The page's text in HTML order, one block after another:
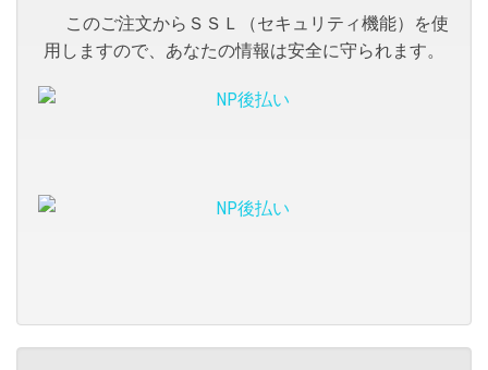
このご注文からＳＳＬ（セキュリティ機能）を使
用しますので、あなたの情報は安全に守られます。